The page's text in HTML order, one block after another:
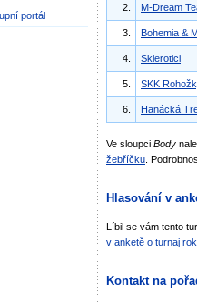
portál
2. M-Dream
3. Bohemia &
4. Sklerotici
5. SKK
6. Hanácká
Ve sloupci Body
žebříčku .
Hlasování v
Líbil se vám tento
v anketě o turnaj
Kontakt na